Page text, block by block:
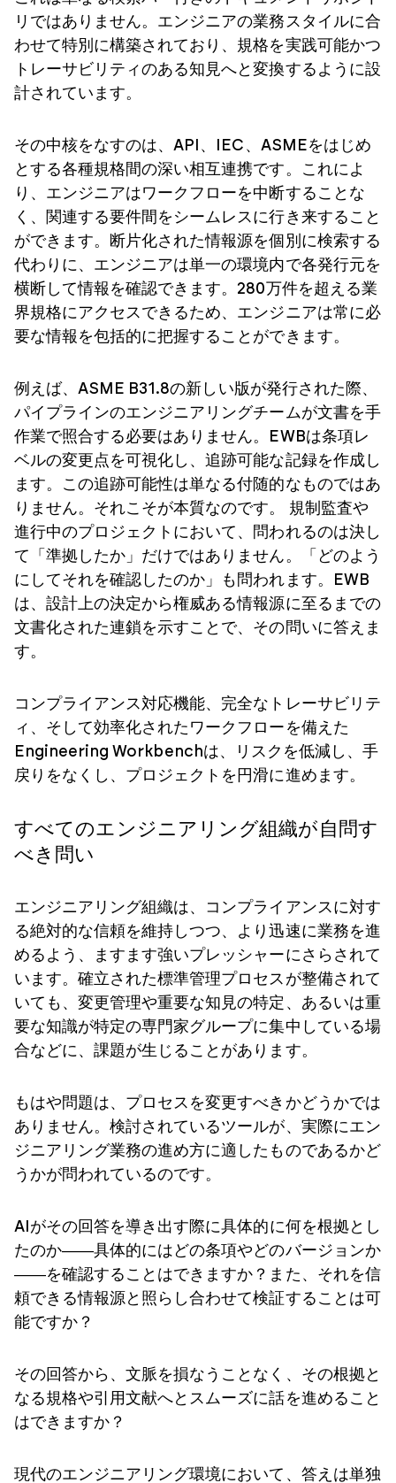
リではありません。エンジニアの業務スタイルに合
わせて特別に構築されており、規格を実践可能かつ
トレーサビリティのある知見へと変換するように設
計されています。
その中核をなすのは、API、IEC、ASMEをはじめ
とする各種規格間の深い相互連携です。これによ
り、エンジニアはワークフローを中断することな
く、関連する要件間をシームレスに行き来すること
ができます。断片化された情報源を個別に検索する
代わりに、エンジニアは単一の環境内で各発行元を
横断して情報を確認できます。280万件を超える業
界規格にアクセスできるため、エンジニアは常に必
要な情報を包括的に把握することができます。
例えば、ASME B31.8の新しい版が発行された際、
パイプラインのエンジニアリングチームが文書を手
作業で照合する必要はありません。EWBは条項レ
ベルの変更点を可視化し、追跡可能な記録を作成し
ます。この追跡可能性は単なる付随的なものではあ
りません。それこそが本質なのです。 規制監査や
進行中のプロジェクトにおいて、問われるのは決し
て「準拠したか」だけではありません。「どのよう
にしてそれを確認したのか」も問われます。EWB
は、設計上の決定から権威ある情報源に至るまでの
文書化された連鎖を示すことで、その問いに答えま
す。
コンプライアンス対応機能、完全なトレーサビリテ
ィ、そして効率化されたワークフローを備えた
Engineering Workbenchは、リスクを低減し、手
戻りをなくし、プロジェクトを円滑に進めます。
すべてのエンジニアリング組織が自問す
べき問い
エンジニアリング組織は、コンプライアンスに対す
る絶対的な信頼を維持しつつ、より迅速に業務を進
めるよう、ますます強いプレッシャーにさらされて
います。確立された標準管理プロセスが整備されて
いても、変更管理や重要な知見の特定、あるいは重
要な知識が特定の専門家グループに集中している場
合などに、課題が生じることがあります。
もはや問題は、プロセスを変更すべきかどうかでは
ありません。検討されているツールが、実際にエン
ジニアリング業務の進め方に適したものであるかど
うかが問われているのです。
AIがその回答を導き出す際に具体的に何を根拠とし
たのか――具体的にはどの条項やどのバージョンか
――を確認することはできますか？また、それを信
頼できる情報源と照らし合わせて検証することは可
能ですか？
その回答から、文脈を損なうことなく、その根拠と
なる規格や引用文献へとスムーズに話を進めること
はできますか？
現代のエンジニアリング環境において、答えは単独